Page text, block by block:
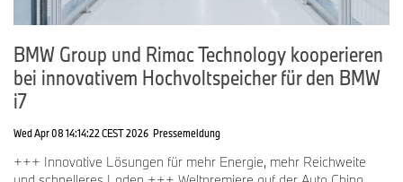
BMW Group und Rimac Technology kooperieren
bei innovativem Hochvoltspeicher für den BMW
i7
Wed Apr 08 14:14:22 CEST 2026 Pressemeldung
+++ Innovative Lösungen für mehr Energie, mehr Reichweite